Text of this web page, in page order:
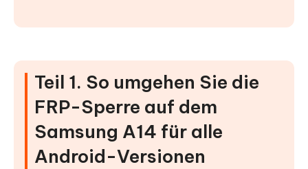
Teil 1. So umgehen Sie die
FRP-Sperre auf dem
Samsung A14 für alle
Android-Versionen